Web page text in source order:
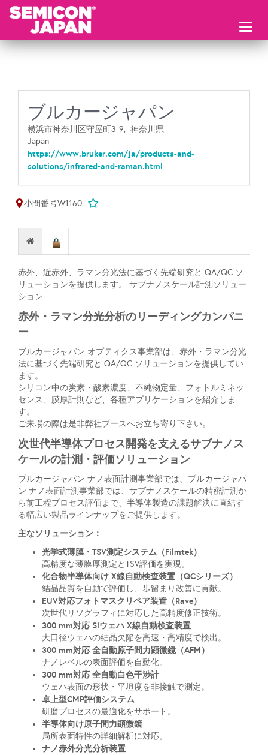
ブルカージャパン
横浜市神奈川区守屋町3-9, 神奈川県
Japan
https://www.bruker.com/ja/products-and-
solutions/infrared-and-raman.html
小間番号W1160
赤外、近赤外、ラマン分光法に基づく先端研究と QA/QC ソ
リューションを提供します。 サブナノスケール計測ソリュー
ション
赤外・ラマン分光分析のリーディングカンパニ
ー
ブルカージャパン オプティクス事業部は、赤外・ラマン分光
法に基づく先端研究と QA/QC ソリューションを提供してい
ます。
シリコン中の炭素・酸素濃度、不純物定量、フォトルミネッ
センス、膜厚計則など、各種アプリケーションを紹介しま
す。
ご来場の際は是非弊社ブースへお立ち寄り下さい。
次世代半導体プロセス開発を支えるサブナノス
ケールの計測・評価ソリューション
ブルカージャパン ナノ表面計測事業部では、ブルカージャパ
ン ナノ表面計測事業部では、サブナノスケールの精密計測か
ら前工程プロセス評価まで、半導体製造の課題解決に直結す
る幅広い製品ラインナップをご提供します。
主なソリューション：
光学式薄膜・TSV測定システム（Filmtek）
高精度な薄膜厚測定とTSV評価を実現。
化合物半導体向け X線自動検査装置（QCシリーズ）
結晶品質を自動で評価し、歩留まり改善に貢献。
EUV対応フォトマスクリペア装置（Rave）
次世代リソグラフィに対応した高精度修正技術。
300 mm対応 Siウェハ X線自動検査装置
大口径ウェハの結晶欠陥を高速・高精度で検出。
300 mm対応 全自動原子間力顕微鏡（AFM）
ナノレベルの表面評価を自動化。
300 mm対応 全自動白色干渉計
ウェハ表面の形状・平坦度を非接触で測定。
卓上型CMP評価システム
研磨プロセスの最適化をサポート。
半導体向け原子間力顕微鏡
局所表面特性の詳細解析に対応。
ナノ赤外分光分析装置